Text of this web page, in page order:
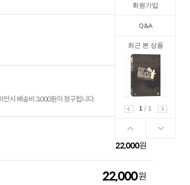
회원가입
Q&A
최근 본 상품
1
/ 1
만시 배송비 3,000원이 청구됩니다.
22,000원
22,000원